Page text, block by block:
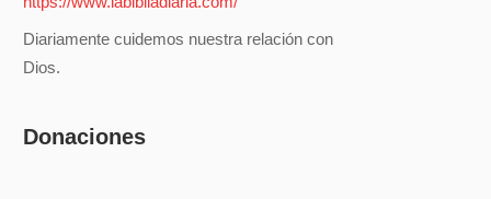
Diariamente cuidemos nuestra relación con
Dios.
Donaciones